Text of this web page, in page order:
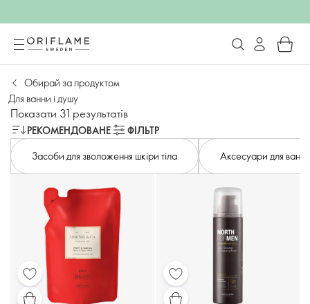
Обирай за продуктом
Для ванни і душу
Показати 31 результатів
РЕКОМЕНДОВАНЕ
ФІЛЬТР
Засоби для зволоження шкіри тіла
Аксесуари для ванни